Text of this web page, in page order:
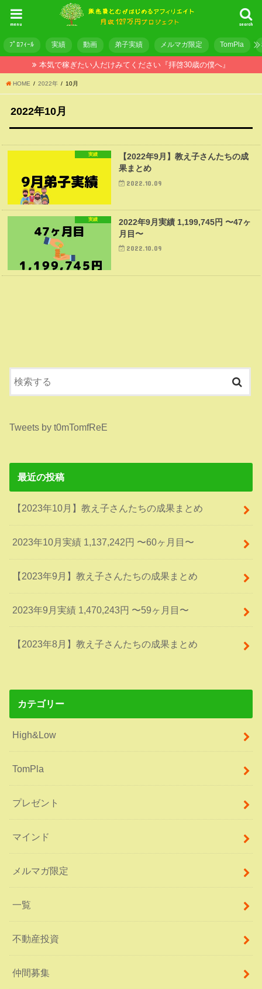
search
menu
ﾌﾟﾛﾌｨｰﾙ 実績 動画 弟子実績 メルマガ限定 TomPla
本気で稼ぎたい人だけみてください『拝啓30歳の僕へ』
HOME 2022年 10月
2022年10月
実績
【2022年9月】教え子さんたちの成
果まとめ
2022.10.09
実績
2022年9月実績 1,199,745円 〜47ヶ
月目〜
2022.10.09
Tweets by t0mTomfReE
最近の投稿
【2023年10月】教え子さんたちの成果まとめ
2023年10月実績 1,137,242円 〜60ヶ月目〜
【2023年9月】教え子さんたちの成果まとめ
2023年9月実績 1,470,243円 〜59ヶ月目〜
【2023年8月】教え子さんたちの成果まとめ
カテゴリー
High&Low
TomPla
プレゼント
マインド
メルマガ限定
一覧
不動産投資
仲間募集